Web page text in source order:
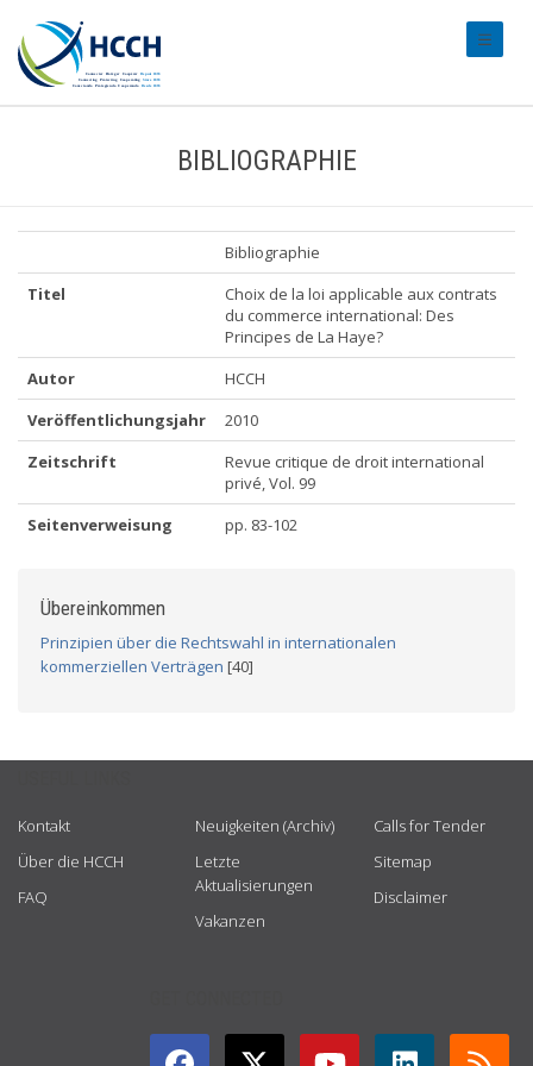
BIBLIOGRAPHIE
Bibliographie
Titel
Choix de la loi applicable aux contrats
du commerce international: Des
Principes de La Haye?
Autor
HCCH
Veröffentlichungsjahr
2010
Zeitschrift
Revue critique de droit international
privé, Vol. 99
Seitenverweisung
pp. 83-102
Übereinkommen
Prinzipien über die Rechtswahl in internationalen
kommerziellen Verträgen [40]
Kontakt
Über die HCCH
FAQ
Neuigkeiten (Archiv)
Letzte
Aktualisierungen
Vakanzen
Calls for Tender
Sitemap
Disclaimer